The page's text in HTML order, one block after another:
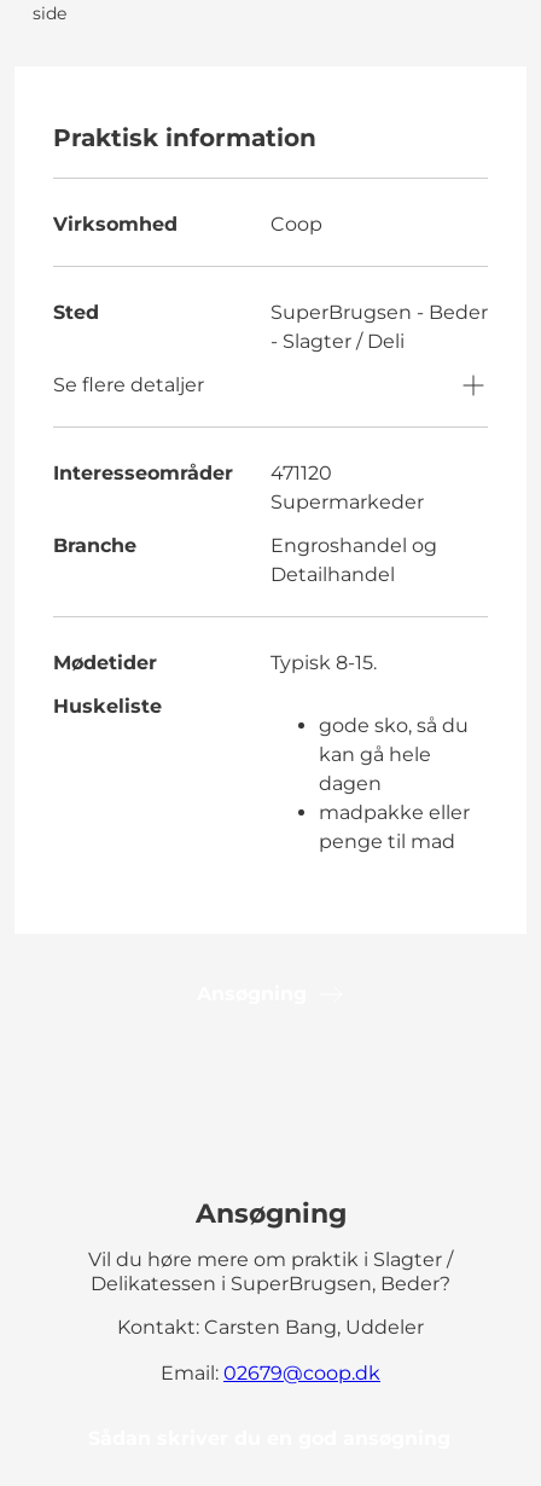
side
Praktisk information
Virksomhed Coop
Sted
SuperBrugsen - Beder
- Slagter / Deli
Se flere detaljer
Interesseområder
471120
Supermarkeder
Branche
Engroshandel og
Detailhandel
Mødetider
Typisk 8-15.
Huskeliste
gode sko, så du
kan gå hele
dagen
madpakke eller
penge til mad
Ansøgning
Vil du høre mere om praktik i Slagter /
Delikatessen i SuperBrugsen, Beder?
Kontakt: Carsten Bang, Uddeler
Email: 02679@coop.dk